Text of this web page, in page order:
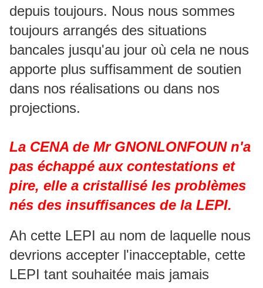
depuis toujours. Nous nous sommes
toujours arrangés des situations
bancales jusqu'au jour où cela ne nous
apporte plus suffisamment de soutien
dans nos réalisations ou dans nos
projections.
La CENA de Mr GNONLONFOUN n'a
pas échappé aux contestations et
pire, elle a cristallisé les problèmes
nés des insuffisances de la LEPI.
Ah cette LEPI au nom de laquelle nous
devrions accepter l'inacceptable, cette
LEPI tant souhaitée mais jamais